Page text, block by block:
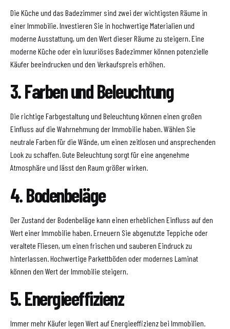
Die Küche und das Badezimmer sind zwei der wichtigsten Räume in
einer Immobilie. Investieren Sie in hochwertige Materialien und
moderne Ausstattung, um den Wert dieser Räume zu steigern. Eine
moderne Küche oder ein luxuriöses Badezimmer können potenzielle
Käufer beeindrucken und den Verkaufspreis erhöhen.
3. Farben und Beleuchtung
Die richtige Farbgestaltung und Beleuchtung können einen großen
Einfluss auf die Wahrnehmung der Immobilie haben. Wählen Sie
neutrale Farben für die Wände, um einen zeitlosen und ansprechenden
Look zu schaffen. Gute Beleuchtung sorgt für eine angenehme
Atmosphäre und lässt den Raum größer wirken.
4. Bodenbeläge
Der Zustand der Bodenbeläge kann einen erheblichen Einfluss auf den
Wert einer Immobilie haben. Erneuern Sie abgenutzte Teppiche oder
veraltete Fliesen, um einen frischen und sauberen Eindruck zu
hinterlassen. Hochwertige Parkettböden oder modernes Laminat
können den Wert der Immobilie steigern.
5. Energieeffizienz
Immer mehr Käufer legen Wert auf Energieeffizienz bei Immobilien.